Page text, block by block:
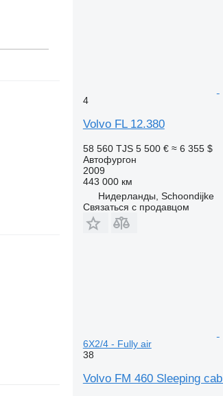
4
Volvo FL 12.380
58 560 TJS 5 500 € ≈ 6 355 $
Автофургон
2009
443 000 км
Нидерланды, Schoondijke
Связаться с продавцом
6X2/4 - Fully air
38
Volvo FM 460 Sleeping